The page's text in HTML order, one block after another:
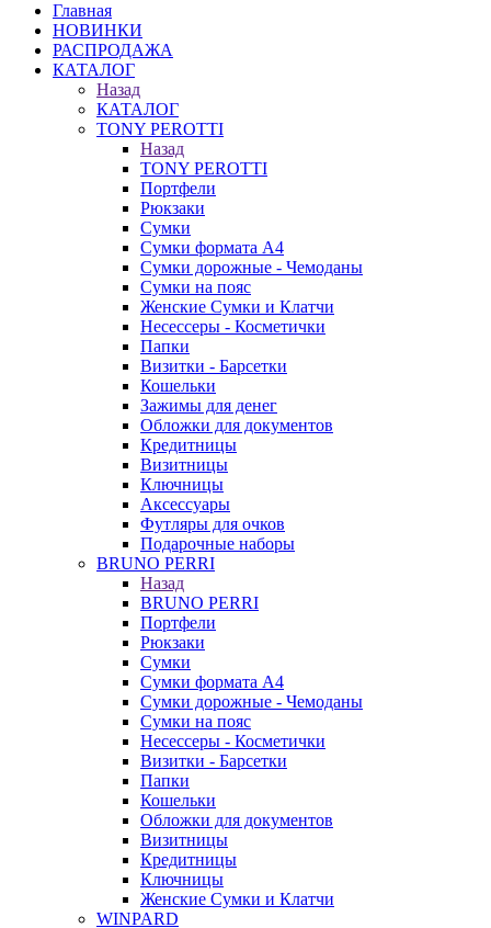
Главная
НОВИНКИ
РАСПРОДАЖА
КАТАЛОГ
Назад
КАТАЛОГ
TONY PEROTTI
Назад
TONY PEROTTI
Портфели
Рюкзаки
Сумки
Сумки формата А4
Сумки дорожные - Чемоданы
Сумки на пояс
Женские Сумки и Клатчи
Несессеры - Косметички
Папки
Визитки - Барсетки
Кошельки
Зажимы для денег
Обложки для документов
Кредитницы
Визитницы
Ключницы
Аксессуары
Футляры для очков
Подарочные наборы
BRUNO PERRI
Назад
BRUNO PERRI
Портфели
Рюкзаки
Сумки
Сумки формата А4
Сумки дорожные - Чемоданы
Сумки на пояс
Несессеры - Косметички
Визитки - Барсетки
Папки
Кошельки
Обложки для документов
Визитницы
Кредитницы
Ключницы
Женские Сумки и Клатчи
WINPARD
❄